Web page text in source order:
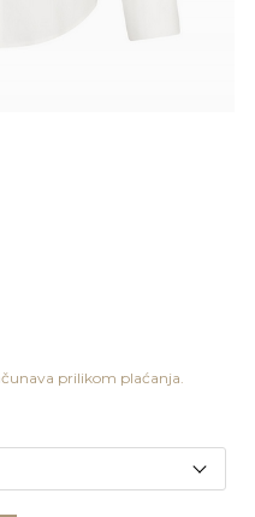
prilikom plaćanja.